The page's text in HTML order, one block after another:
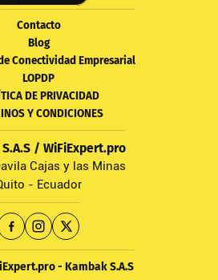
Contacto
Blog
Conectividad Empresarial
LOPDP
DE PRIVACIDAD
Y CONDICIONES
/ WiFiExpert.pro
Cajas y las Minas
- Ecuador
- Kambak S.A.S